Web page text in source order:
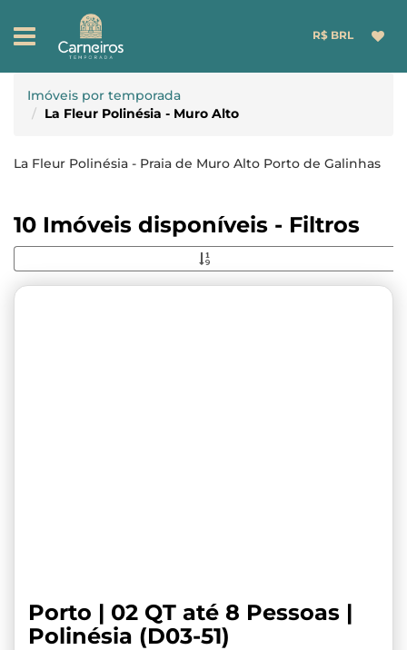
R$ BRL
Imóveis por temporada
La Fleur Polinésia - Muro Alto
La Fleur Polinésia - Praia de Muro Alto Porto de Galinhas
10 Imóveis disponíveis - Filtros
Porto | 02 QT até 8 Pessoas |
Polinésia (D03-51)